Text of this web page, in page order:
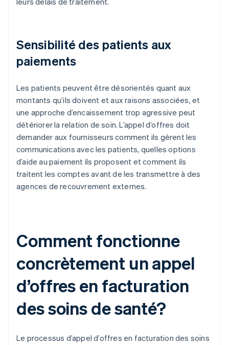
Sensibilité des patients aux
paiements
Les patients peuvent être désorientés quant aux
montants qu’ils doivent et aux raisons associées, et
une approche d’encaissement trop agressive peut
détériorer la relation de soin. L’appel d’offres doit
demander aux fournisseurs comment ils gèrent les
communications avec les patients, quelles options
d’aide au paiement ils proposent et comment ils
traitent les comptes avant de les transmettre à des
agences de recouvrement externes.
Comment fonctionne
concrètement un appel
d’offres en facturation
des soins de santé?
Le processus d’appel d’offres en facturation des soins